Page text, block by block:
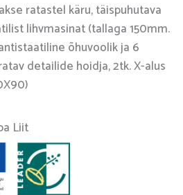
ratastel käru, täispuhutava
lihvmasinat (tallaga 150mm.
õhuvoolik ja 6
detailide hoidja, 2tk. X-alus
Liit